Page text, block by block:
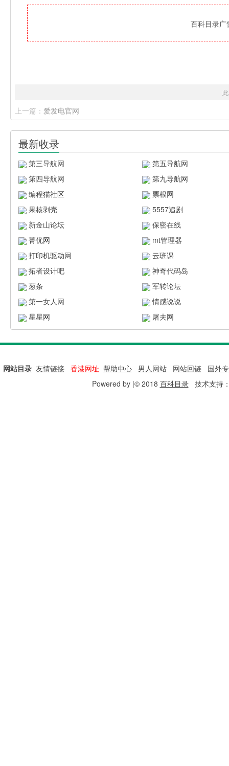
百科目录
上一篇： 爱发电官网
最新收录
第三导航网
第五导航网
第四导航网
第九导航网
编程猫社区
票根网
果核剥壳
5557追剧
新金山论坛
保密在线
菁优网
mt管理器
打印机驱动网
云班课
拓者设计吧
神奇代码岛
葱条
军转论坛
第一女人网
情感说说
星星网
屠夫网
网站目录 友情链接 香港网址 帮助中心 男人网站 网站回链
国外
Powered by |© 2018 百科目录技术支持